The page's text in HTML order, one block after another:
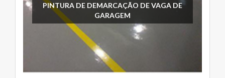
PINTURA DE DEMARCAÇÃO DE VAGA DE
GARAGEM